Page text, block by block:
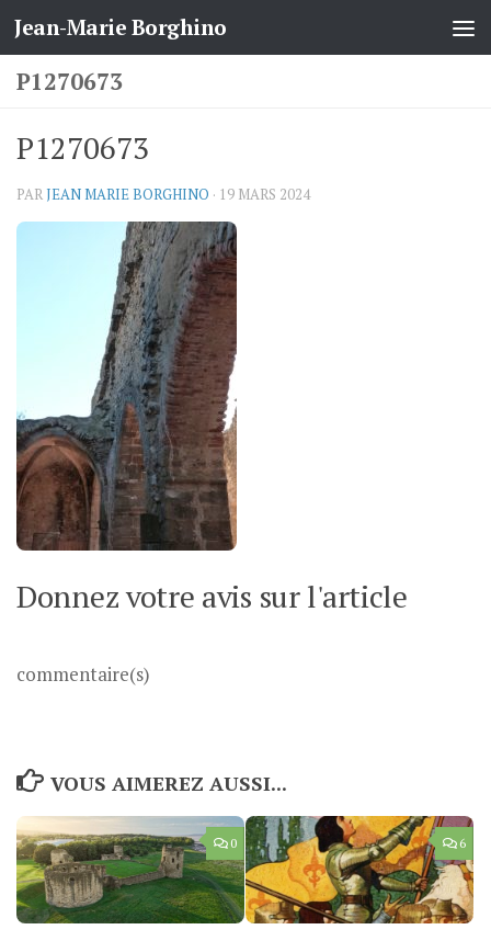
Skip to content
Jean-Marie Borghino
P1270673
P1270673
PARJEAN MARIE BORGHINO · 19 MARS 2024
Donnez votre avis sur l'article
commentaire(s)
VOUS AIMEREZ AUSSI...
0 6